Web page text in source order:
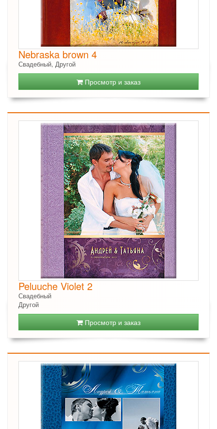
Nebraska brown 4
Свадебный, Другой
Просмотр и заказ
Peluuche Violet 2
Свадебный
Другой
Просмотр и заказ